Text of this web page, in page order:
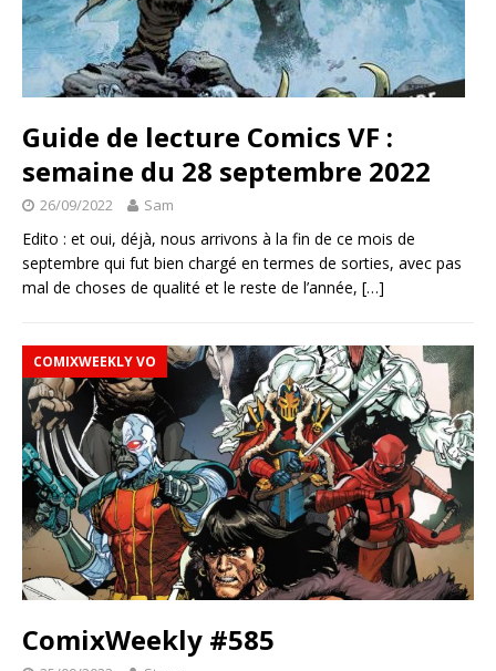
Guide de lecture Comics VF :
semaine du 28 septembre 2022
26/09/2022 Sam
Edito : et oui, déjà, nous arrivons à la fin de ce mois de
septembre qui fut bien chargé en termes de sorties, avec pas
mal de choses de qualité et le reste de l’année, […]
COMIXWEEKLY VO
ComixWeekly #585